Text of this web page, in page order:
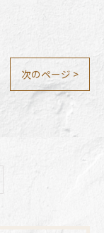
次のページ >